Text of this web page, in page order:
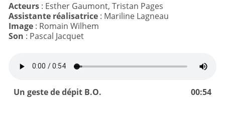
Acteurs
Assistante réalisatrice
Image
Son : Pascal Jacquet
Un geste de dépit B.O. 00:54